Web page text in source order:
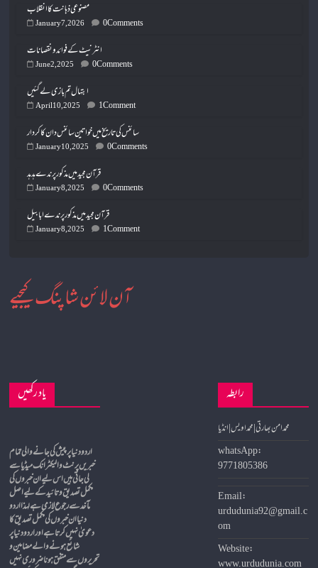
مصنوعی ذہانت کا انقلاب
January 7, 2026 0 Comments
انٹرنیٹ کے فوائد و نقصانات
June 2, 2025 0 Comments
ابتہال تم بازی لے گئیں
April 10, 2025 1 Comment
سائنس کی تاریخ میں خواتین سائنس دان کا کردار
January 10, 2025 0 Comments
قرآن مجید میں مذکور پرندے ہدہد
January 8, 2025 0 Comments
قرآن مجید میں مذکور پرندے ابابیل
January 8, 2025 1 Comment
آن لائن شاپنگ کیجیے
یاد رکھیں
اردو دنیا پر پیش کی جانے والی تمام
خبریں پرنٹ و الیکٹرانک میڈیا سے
لی جاتی ہیں اس لیے ان خبروں کی
مکمل تصدیق و تائید کے لیے اصل
مآخد سے رجوع لازمی ہے لہذا اردو
دنیا ان خبروں کی مکمل تصدیق کا
دعویٰ نہیں کرتا ہے اور اردو دنیا پر
شائع ہونے والے مضامین و
تحریروں سے متفق ہونا ضروری نہیں
رابطہ
محمد امن بھارتی | محمد اویس | انڈیا
whatsApp:
9771805386
Email:
urdudunia92@gmail.c
om
Website:
www.urdudunia.com